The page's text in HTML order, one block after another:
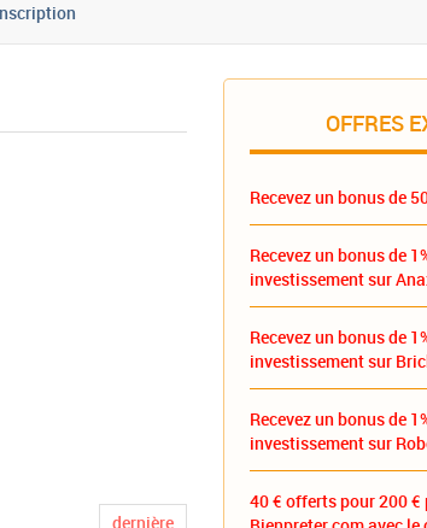
dernière
OFFRES
Recevez un bonus de
Recevez un bonus de
investissement sur
Recevez un bonus de
investissement sur
Recevez un bonus de
investissement sur
40 € offerts pour 200 €